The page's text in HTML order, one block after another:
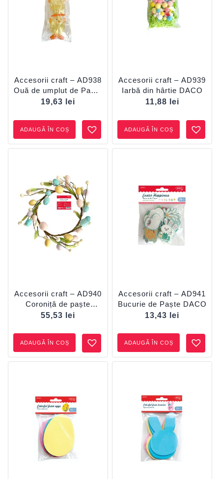
Accesorii craft – AD938
Ouă de umplut de Paște
DACO
19,63 lei
ADAUGĂ ÎN COȘ
Accesorii craft – AD939
Iarbă din hârtie DACO
11,88
lei
ADAUGĂ ÎN COȘ
Accesorii craft – AD940
Coroniță de paște
DACO
55,53 lei
ADAUGĂ ÎN COȘ
Accesorii craft – AD941
Bucurie de Paște DACO
13,43
lei
ADAUGĂ ÎN COȘ